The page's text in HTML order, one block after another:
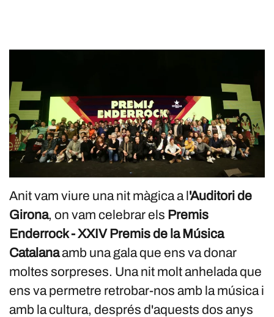
Anit vam viure una nit màgica a l 'Auditori de
Girona, on vam celebrar els Premis
Enderrock - XXIV Premis de la Música
Catalanaamb una gala que ens va donar
moltes sorpreses. Una nit molt anhelada que
ens va permetre retrobar-nos amb la música i
amb la cultura, després d'aquests dos anys